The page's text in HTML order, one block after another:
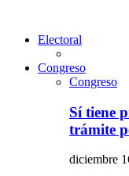
Electoral
Congreso
Congreso
Sí tiene
trámite
diciembre